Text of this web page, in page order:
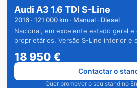
Audi A3 1.6 TDI S-Line
2016 · 121 000 km · Manual · Diesel
Nacional, em excelente estado geral e
proprietários. Versão S-Line interior e
18 950€
Quer promover o seu stand no
Contactar o